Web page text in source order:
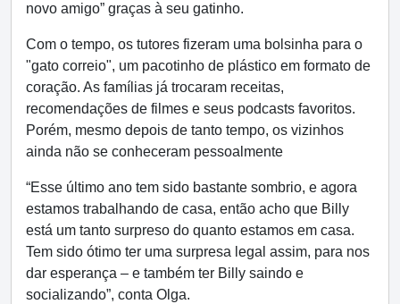
novo amigo” graças à seu gatinho.
Com o tempo, os tutores fizeram uma bolsinha para o
"gato correio", um pacotinho de plástico em formato de
coração. As famílias já trocaram receitas,
recomendações de filmes e seus podcasts favoritos.
Porém, mesmo depois de tanto tempo, os vizinhos
ainda não se conheceram pessoalmente
“Esse último ano tem sido bastante sombrio, e agora
estamos trabalhando de casa, então acho que Billy
está um tanto surpreso do quanto estamos em casa.
Tem sido ótimo ter uma surpresa legal assim, para nos
dar esperança – e também ter Billy saindo e
socializando”, conta Olga.